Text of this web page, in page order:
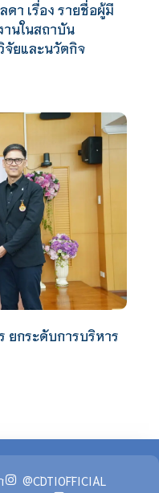
ดา เรื่อง รายชื่อผู้มี
นในสถาบัน
จัยและนวัตกิจ
ยกระดับการบริหาร
@CDTIOFFICIAL